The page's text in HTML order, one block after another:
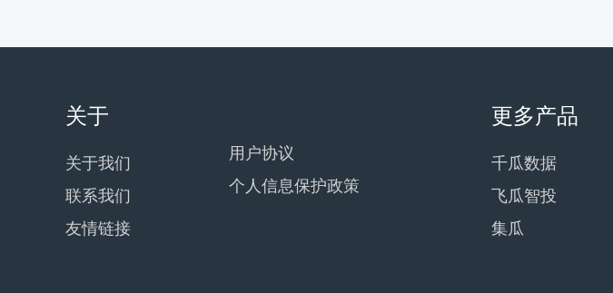
关于
关于我们
联系我们
友情链接
用户协议
个人信息保护政策
更多产品
千瓜数据
飞瓜智投
集瓜